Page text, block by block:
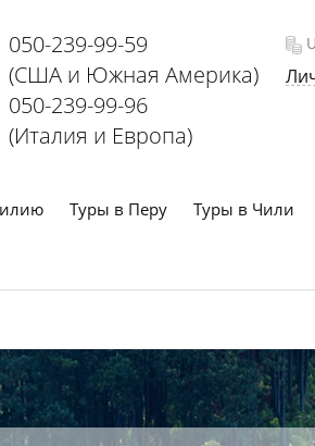
050-239-99-59
(США и Южная Америка)
050-239-99-96
(Италия и Европа)
Туры в Перу Туры в Чили